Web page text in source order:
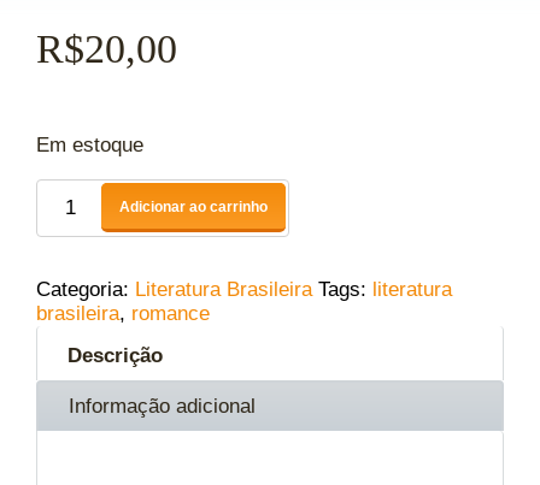
R$20,00
Em estoque
Adicionar ao carrinho
Categoria: Literatura Brasileira Tags: literatura
brasileira, romance
Descrição
Informação adicional